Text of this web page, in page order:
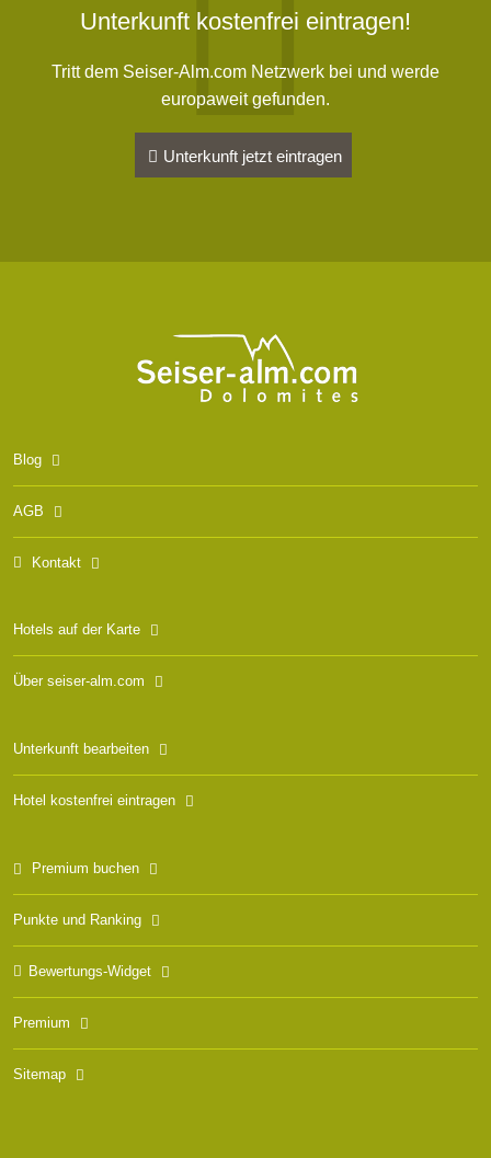
Unterkunft kostenfrei eintragen!
Tritt dem Seiser-Alm.com Netzwerk bei und werde
europaweit gefunden.
Unterkunft jetzt eintragen
Blog
AGB
Kontakt
Hotels auf der Karte
Über seiser-alm.com
Unterkunft bearbeiten
Hotel kostenfrei eintragen
Premium buchen
Punkte und Ranking
Bewertungs-Widget
Premium
Sitemap